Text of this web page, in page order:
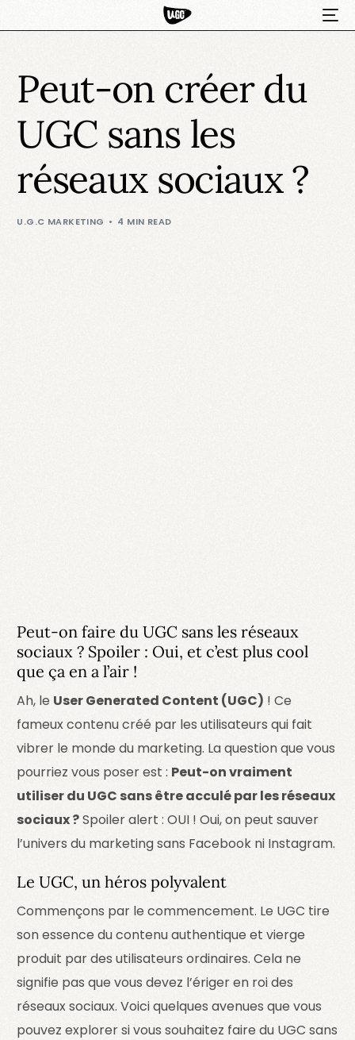
Peut-on créer du
UGC sans les
réseaux sociaux ?
U.G.C MARKETING 4 MIN READ
Peut-on faire du UGC sans les réseaux
sociaux ? Spoiler : Oui, et c’est plus cool
que ça en a l’air !
Ah, le User Generated Content (UGC) ! Ce
fameux contenu créé par les utilisateurs qui fait
vibrer le monde du marketing. La question que vous
pourriez vous poser est : Peut-on vraiment
utiliser du UGC sans être acculé par les réseaux
sociaux ?Spoiler alert : OUI ! Oui, on peut sauver
l’univers du marketing sans Facebook ni Instagram.
Le UGC, un héros polyvalent
Commençons par le commencement. Le UGC tire
son essence du contenu authentique et vierge
produit par des utilisateurs ordinaires. Cela ne
signifie pas que vous devez l’ériger en roi des
réseaux sociaux. Voici quelques avenues que vous
pouvez explorer si vous souhaitez faire du UGC sans
HOT